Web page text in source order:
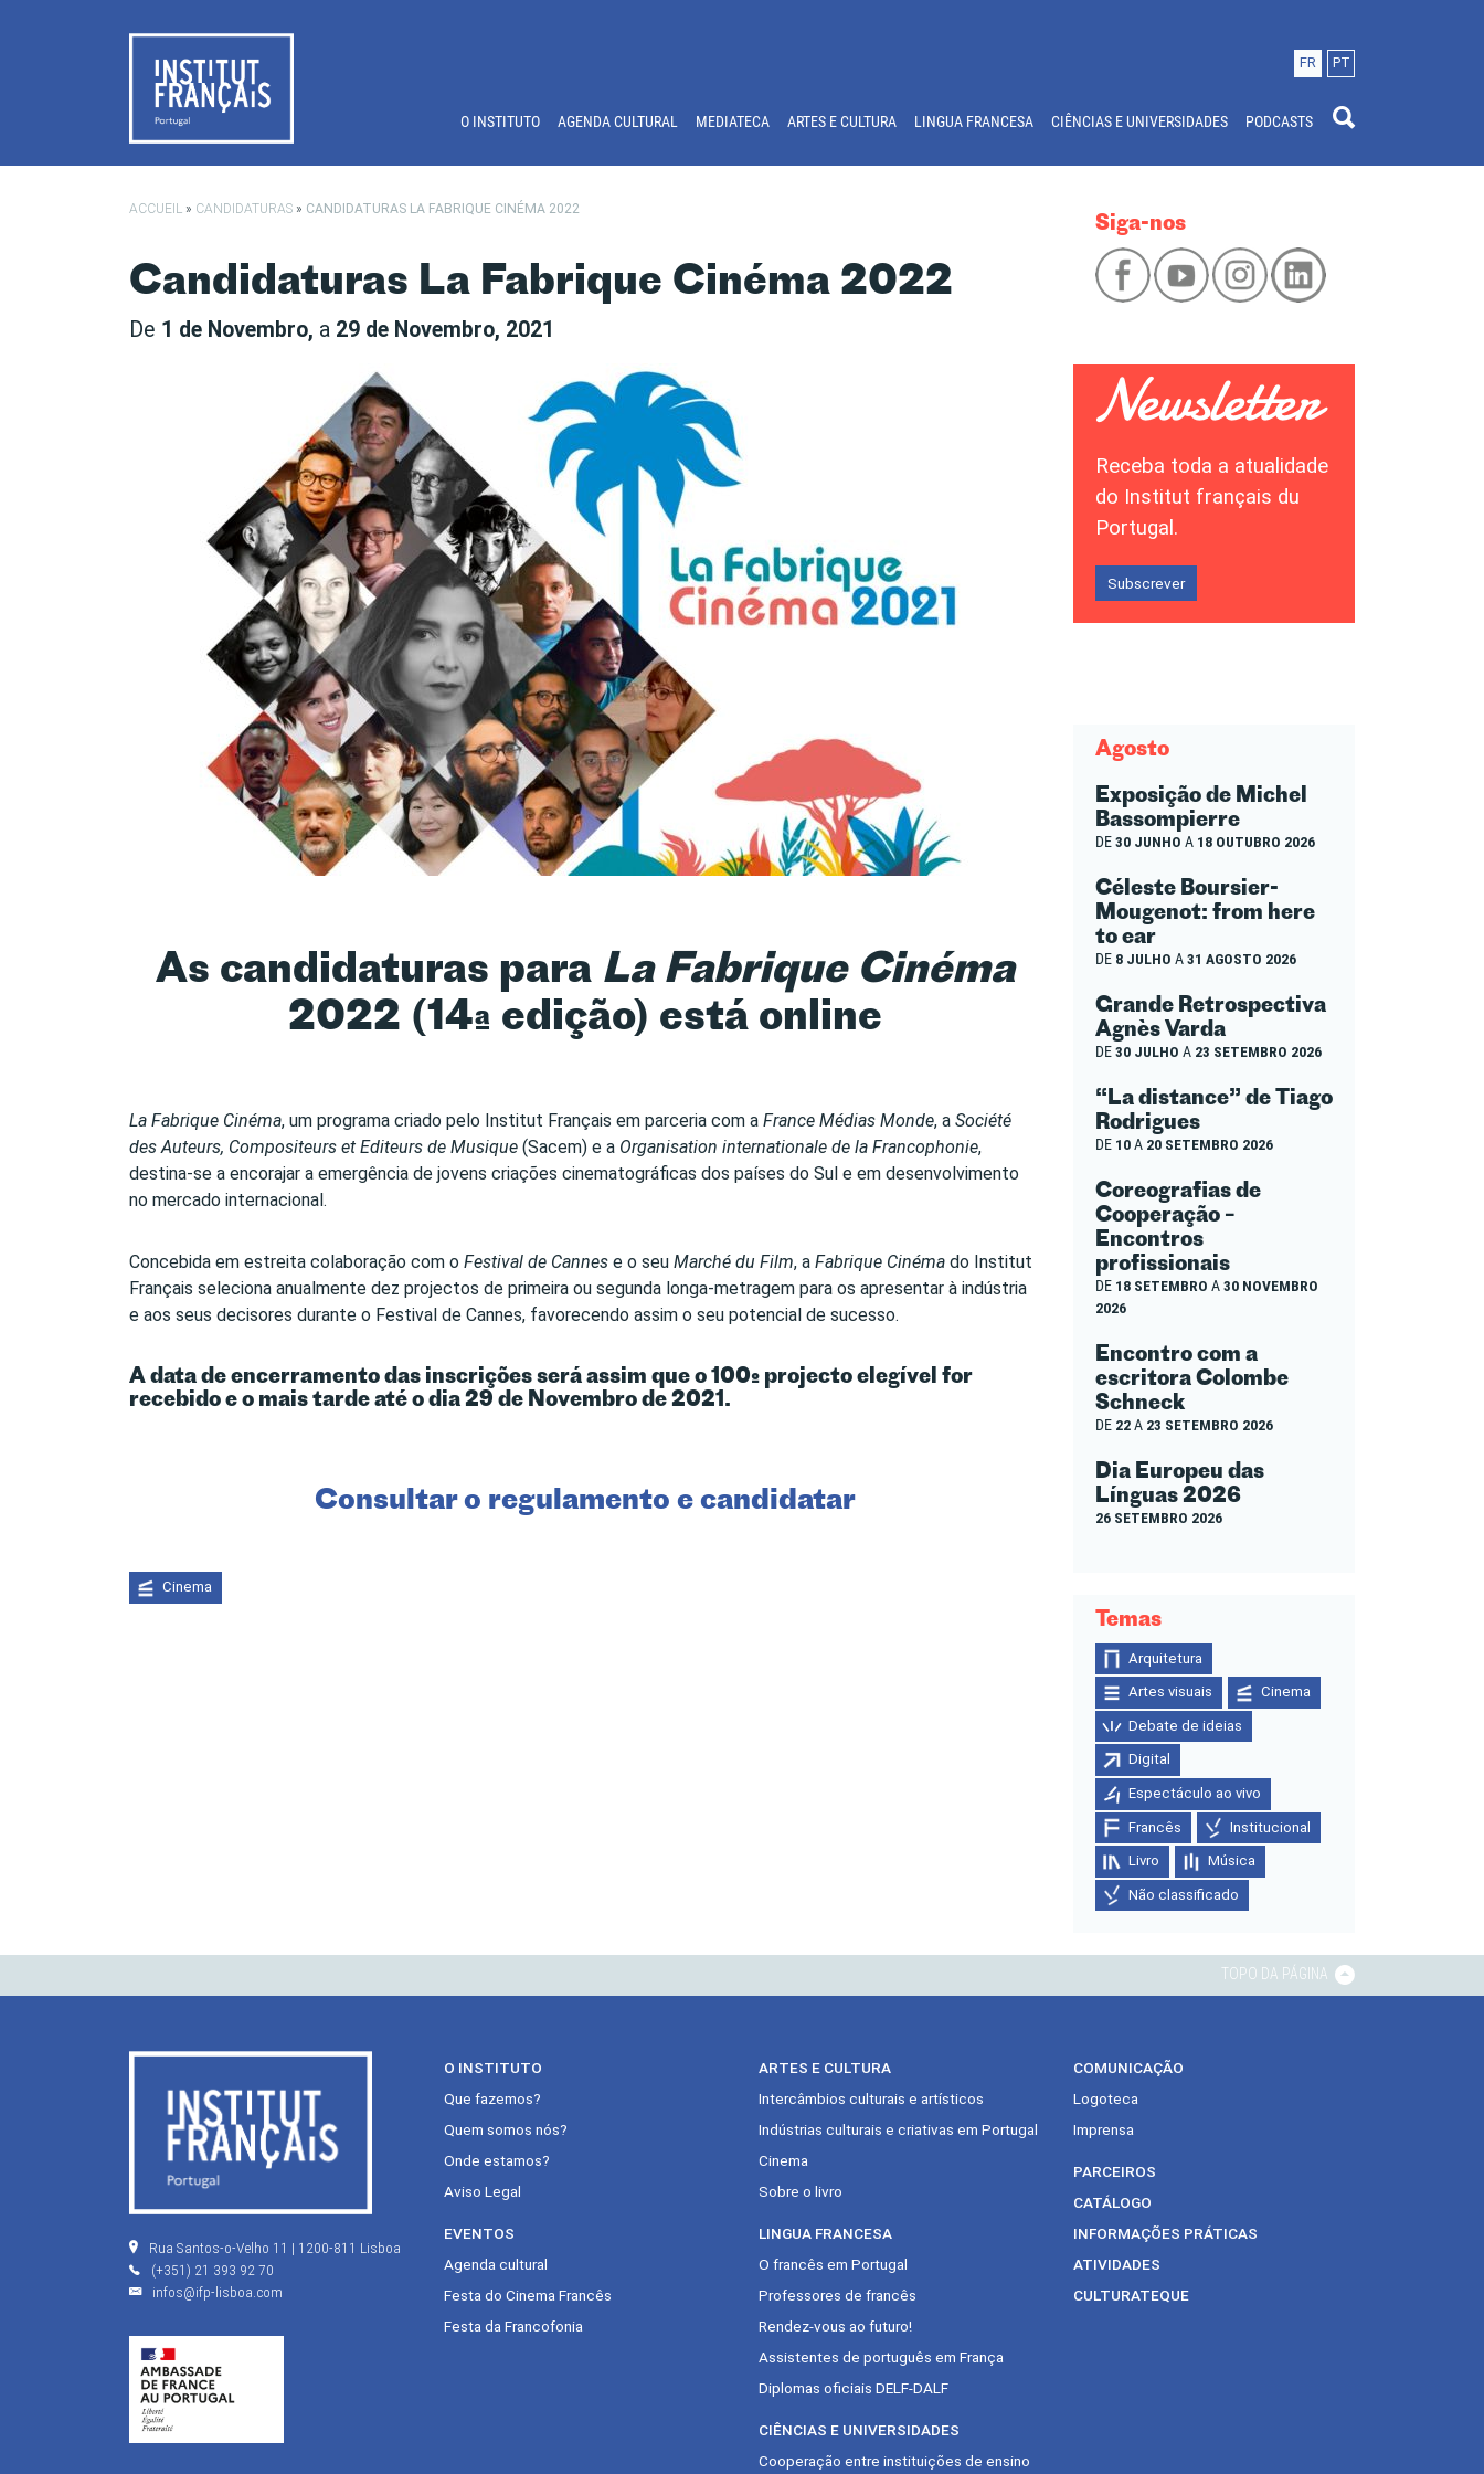
FR PT
O INSTITUTO AGENDA CULTURAL MEDIATECA ARTES E CULTURA LINGUA FRANCESA CIÊNCIAS E UNIVERSIDADES PODCASTS
ACCUEIL » CANDIDATURAS » CANDIDATURAS LA FABRIQUE CINÉMA 2022
Candidaturas La Fabrique Cinéma 2022
De 1 de Novembro, a 29 de Novembro, 2021
As candidaturas para La Fabrique Cinéma
2022 (14ª edição) está online
La Fabrique Cinéma, um programa criado pelo Institut Français em parceria com a France Médias Monde, a Société
des Auteurs, Compositeurs et Editeurs de Musique (Sacem) e a Organisation internationale de la Francophonie,
destina-se a encorajar a emergência de jovens criações cinematográficas dos países do Sul e em desenvolvimento
no mercado internacional.
Concebida em estreita colaboração com o Festival de Cannes e o seu Marché du Film, a Fabrique Cinéma do Institut
Français seleciona anualmente dez projectos de primeira ou segunda longa-metragem para os apresentar à indústria
e aos seus decisores durante o Festival de Cannes, favorecendo assim o seu potencial de sucesso.
A data de encerramento das inscrições será assim que o 100º projecto elegível for
recebido e o mais tarde até o dia 29 de Novembro de 2021.
Consultar o regulamento e candidatar
Cinema
Siga-nos
Receba toda a atualidade
do Institut français du
Portugal.
Subscrever
Agosto
Exposição de Michel
Bassompierre
DE30 JUNHO A 18 OUTUBRO 2026
Céleste Boursier-
Mougenot: from here
to ear
DE 8 JULHO A31 AGOSTO 2026
Grande Retrospectiva
Agnès Varda
DE30 JULHO A 23 SETEMBRO 2026
“La distance” de Tiago
Rodrigues
DE 10A 20 SETEMBRO 2026
Coreografias de
Cooperação –
Encontros
profissionais
DE 18 SETEMBRO A30 NOVEMBRO
2026
Encontro com a
escritora Colombe
Schneck
DE 22A 23 SETEMBRO 2026
Dia Europeu das
Línguas 2026
26 SETEMBRO 2026
Temas
Arquitetura
Artes visuais Cinema
Debate de ideias
Digital
Espectáculo ao vivo
Francês Institucional
Livro Música
Não classificado
TOPO DA PÁGINA
O INSTITUTO
Que fazemos?
Quem somos nós?
Onde estamos?
Aviso Legal
EVENTOS
Agenda cultural
Festa do Cinema Francês
Festa da Francofonia
ARTES E CULTURA
Intercâmbios culturais e artísticos
Indústrias culturais e criativas em Portugal
Cinema
Sobre o livro
LINGUA FRANCESA
O francês em Portugal
Professores de francês
Rendez-vous ao futuro!
Assistentes de português em França
Diplomas oficiais DELF-DALF
CIÊNCIAS E UNIVERSIDADES
Cooperação entre instituições de ensino
COMUNICAÇÃO
Logoteca
Imprensa
PARCEIROS
CATÁLOGO
INFORMAÇÕES PRÁTICAS
ATIVIDADES
CULTURATEQUE
Rua Santos-o-Velho 11 | 1200-811 Lisboa
(+351) 21 393 92 70
infos@ifp-lisboa.com